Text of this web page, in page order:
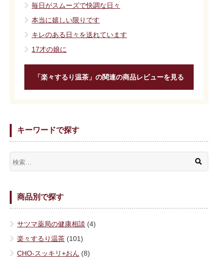
毎日がスムーズで快調な日々
本当に嬉しい限りです
キレのある日々を送れています
17才の娘に
「楽々するり温茶」の関連の商品レビューを見る
キーワードで探す
商品別で探す
サツマ薬局の健康相談 (4)
楽々するり温茶 (101)
CHO-スッキリ+おん (8)